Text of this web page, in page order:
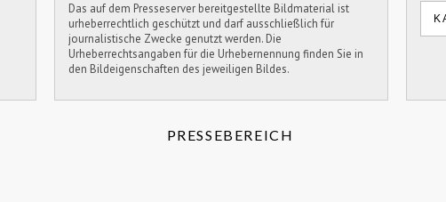
Das auf dem Presseserver bereitgestellte Bildmaterial ist
urheberrechtlich geschützt und darf ausschließlich für
journalistische Zwecke genutzt werden. Die
Urheberrechtsangaben für die Urhebernennung finden Sie in
den Bildeigenschaften des jeweiligen Bildes.
PRESSEBEREICH